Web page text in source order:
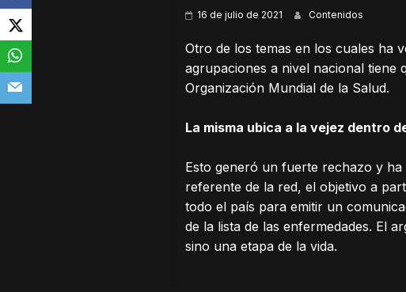
16 de julio de 2021 Contenidos
Otro de los temas en los cuales ha
agrupaciones a nivel nacional tiene
Organización Mundial de la Salud.
La misma ubica a la vejez dentro
Esto generó un fuerte rechazo y ha
referente de la red, el objetivo a
todo el país para emitir un
de la lista de las enfermedades. El
sino una etapa de la vida.